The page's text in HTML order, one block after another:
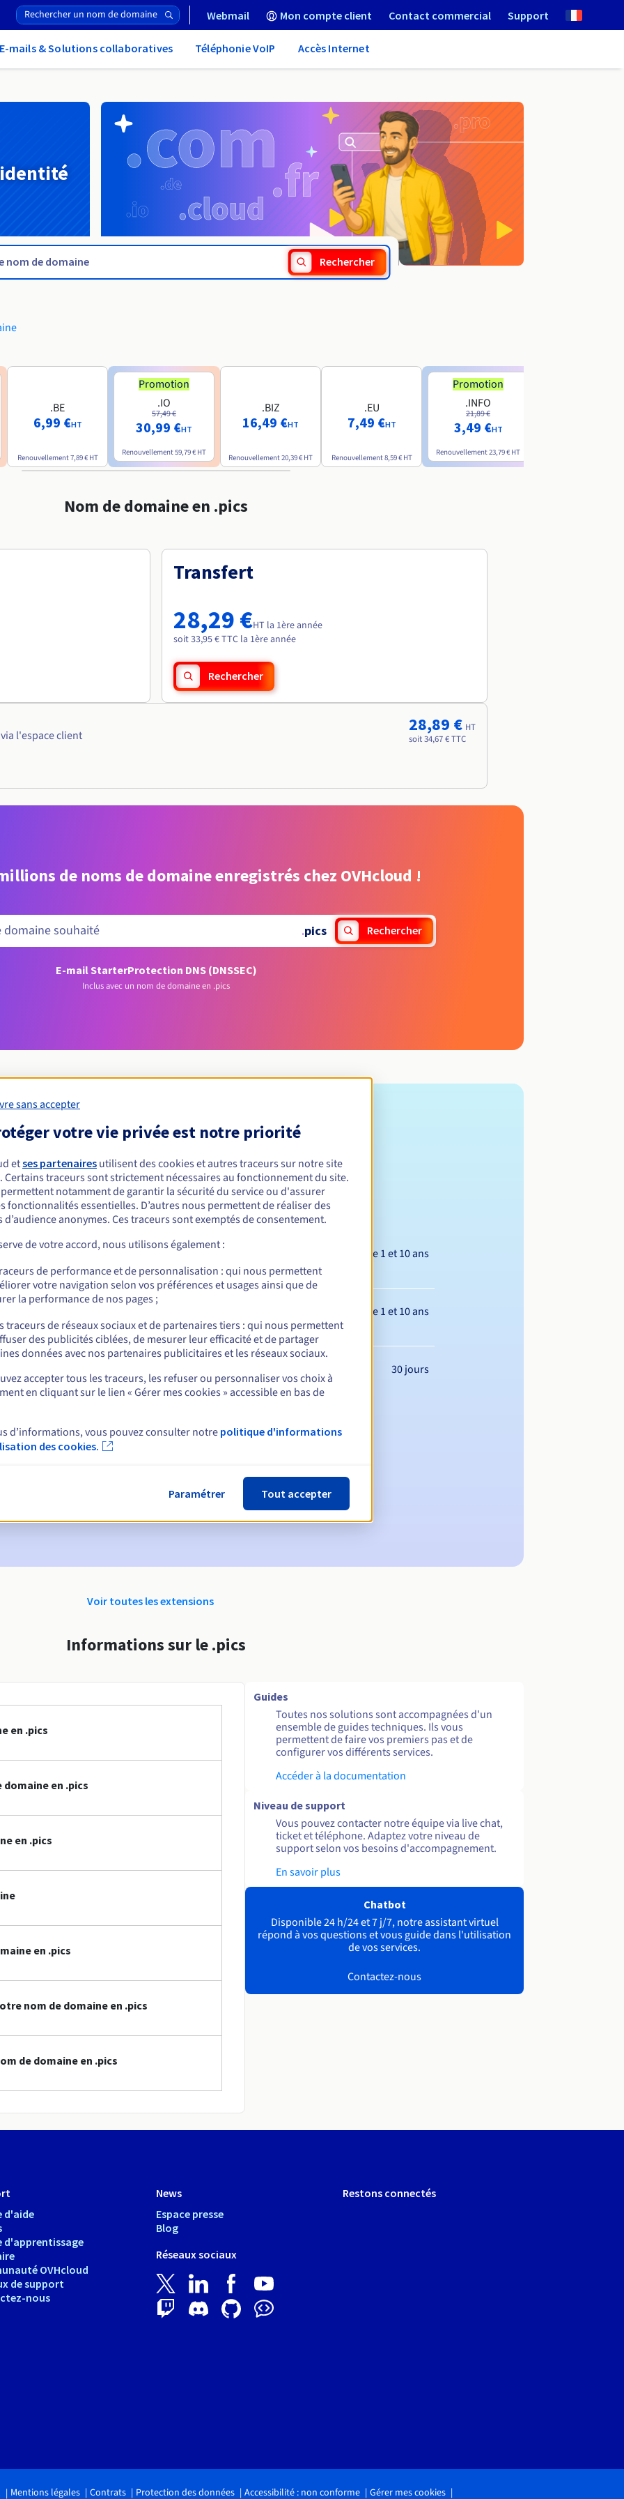
Webmail Mon compte client Contact commercial Support
E-mails & Solutions collaboratives Téléphonie VoIP Accès Internet
Rechercher
.BE
6,99 €HT
Renouvellement7,89 € HT
Promotion
.IO
57,49 €
30,99 €HT
Renouvellement59,79 € HT
.BIZ
16,49 €HT
Renouvellement20,39 € HT
.EU
7,49 €HT
Renouvellement8,59 € HT
Promotion
.INFO
21,89 €
3,49 €HT
Renouvellement23,79 € HT
Nom de domaine en .pics
Transfert
28,29 €HT la 1ère année
soit 33,95 € TTC la 1ère année
Rechercher
l'espace client
28,89 € HT
soit 34,67 € TTC
de noms de domaine enregistrés chez OVHcloud !
.pics Rechercher
E-mail StarterProtection DNS (DNSSEC)
Inclus avec un nom de domaine en .pics
Conditions d'éligibilité
.pics ?
physiques ou morales, sans restriction géographique.
Règles de gestion et notifications
Entre 1 et 10 ans
Entre 1 et 10 ans
30 jours
:
60, 30, 15, 7 et 3 jours avant la date d'échéance
pour notification de la suspension du nom de domaine
de rédemption pour notification de la suppression du nom de domaine
Voir toutes les extensions
Informations sur le .pics
en .pics
en .pics
en .pics
en .pics
nom de domaine en .pics
de domaine en .pics
Guides
Toutes nos solutions sont accompagnées d'un
ensemble de guides techniques. Ils vous
permettent de faire vos premiers pas et de
configurer vos différents services.
Accéder à la documentation
Niveau de support
Vous pouvez contacter notre équipe via live chat,
ticket et téléphone. Adaptez votre niveau de
support selon vos besoins d'accompagnement.
En savoir plus
Chatbot
Disponible 24 h/24 et 7 j/7, notre assistant virtuel
répond à vos questions et vous guide dans l'utilisation
de vos services.
Contactez-nous
d'aide
d'apprentissage
OVHcloud
de support
nous
News
Espace presse
Blog
Réseaux sociaux
Restons connectés
Mentions légales Contrats Protection des données Accessibilité : non conforme Gérer mes cookies
sans accepter
votre vie privée est notre priorité
etses partenaires utilisent des cookies et autres traceurs sur notre site
Certains traceurs sont strictement nécessaires au fonctionnement du site.
notamment de garantir la sécurité du service ou d'assurer
fonctionnalités essentielles. D’autres nous permettent de réaliser des
d’audience anonymes. Ces traceurs sont exemptés de consentement.
de votre accord, nous utilisons également :
de performance et de personnalisation : qui nous permettent
votre navigation selon vos préférences et usages ainsi que de
la performance de nos pages ;
traceurs de réseaux sociaux et de partenaires tiers : qui nous permettent
des publicités ciblées, de mesurer leur efficacité et de partager
données avec nos partenaires publicitaires et les réseaux sociaux.
accepter tous les traceurs, les refuser ou personnaliser vos choix à
en cliquant sur le lien « Gérer mes cookies » accessible en bas de
d’informations, vous pouvez consulter notre politique d'informations
des cookies.
Paramétrer Tout accepter